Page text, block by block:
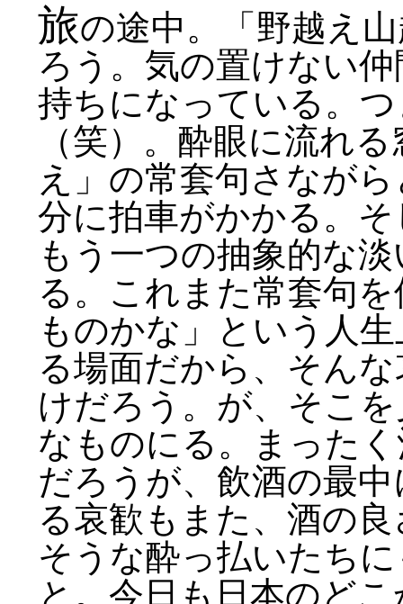
旅の途中。「野越え
ろう。気の置けない
持ちになっている。
（笑）。酔眼に流れ
え」の常套句さなが
分に拍車がかかる。
もう一つの抽象的な
る。これまた常套句
ものかな」という人
る場面だから、そん
けだろう。が、そこ
なものにる。まった
だろうが、飲酒の最
る哀歓もまた、酒の
そうな酔っ払いたち
と。今日も日本のど